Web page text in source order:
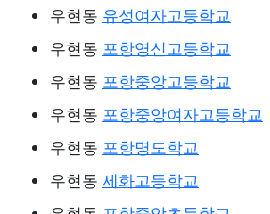
우현동 유성여자고등학교
우현동 포항영신고등학교
우현동 포항중앙고등학교
우현동 포항중앙여자고등학교
우현동 포항명도학교
우현동 세화고등학교